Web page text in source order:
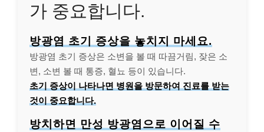
가 중요합니다.
방광염 초기 증상을 놓치지 마세요.
방광염 초기 증상은 소변을 볼 때 따끔거림, 잦은 소
변, 소변 볼 때 통증, 혈뇨 등이 있습니다.
초기 증상이 나타나면 병원을 방문하여 진료를 받는
것이 중요합니다.
방치하면 만성 방광염으로 이어질 수